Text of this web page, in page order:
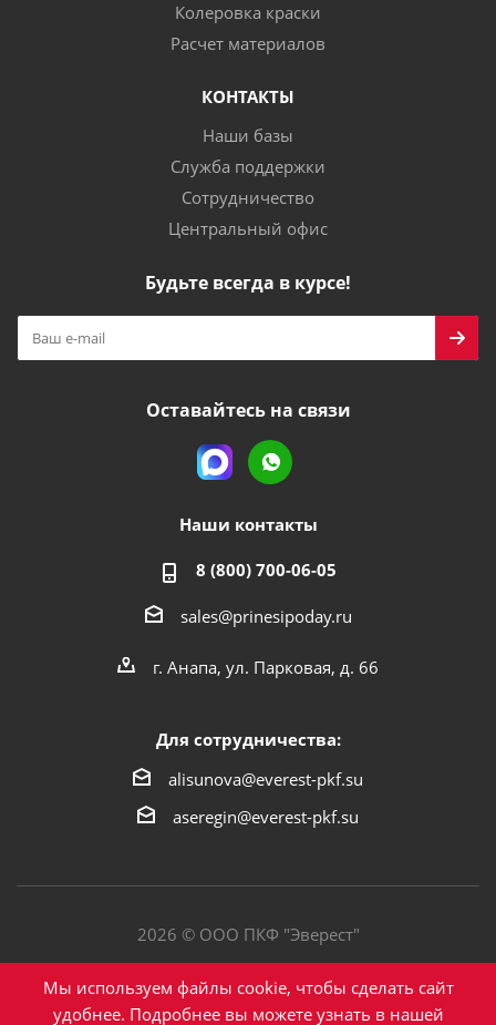
Колеровка краски
Расчет материалов
КОНТАКТЫ
Наши базы
Служба поддержки
Сотрудничество
Центральный офис
Будьте всегда в курсе!
Оставайтесь на связи
Наши контакты
8 (800) 700-06-05
sales@prinesipoday.ru
г. Анапа, ул. Парковая, д. 66
Для сотрудничества:
alisunova@everest-pkf.su
aseregin@everest-pkf.su
2026 © ООО ПКФ "Эверест"
Политика конфиденциальности
Мы используем файлы cookie, чтобы сделать сайт
удобнее. Подробнее вы можете узнать в нашей